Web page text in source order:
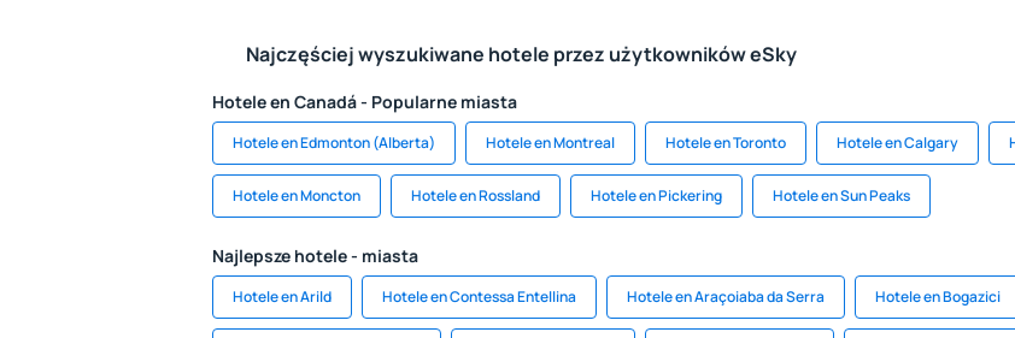
Najczęściej wyszukiwane hotele przez użytkowników eSky
Hotele en Canadá - Popularne miasta
Hotele en Edmonton (Alberta) Hotele en Montreal Hotele en Toronto Hotele en Calgary
Hotele en Moncton Hotele en Rossland Hotele en Pickering Hotele en Sun Peaks
Najlepsze hotele - miasta
Hotele en Arild Hotele en Contessa Entellina Hotele en Araçoiaba da Serra Hotele en Bogazici